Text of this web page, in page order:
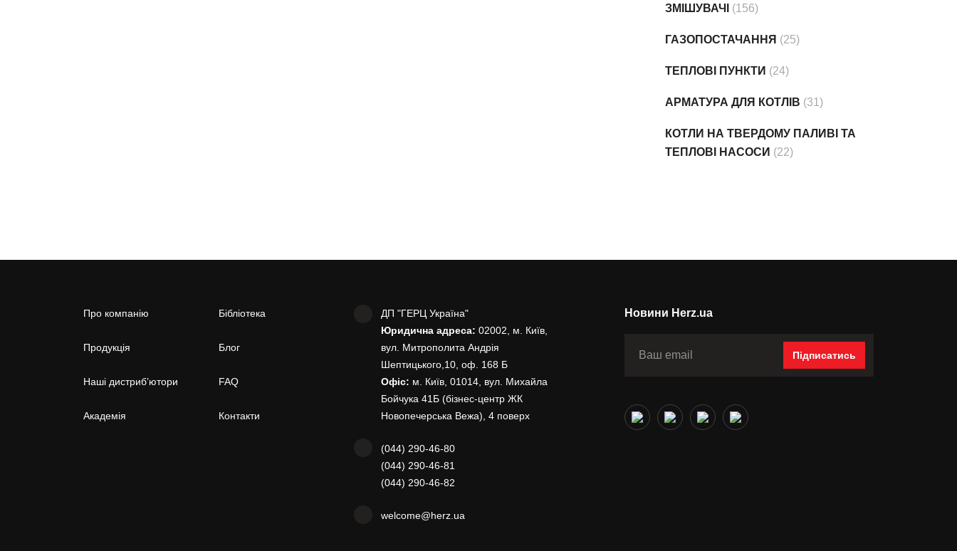
ЗМІШУВАЧІ (156)
ГАЗОПОСТАЧАННЯ (25)
ТЕПЛОВІ ПУНКТИ (24)
АРМАТУРА ДЛЯ КОТЛІВ (31)
КОТЛИ НА ТВЕРДОМУ ПАЛИВІ ТА
ТЕПЛОВІ НАСОСИ (22)
Про компанію
Продукція
Наші дистриб’ютори
Академія
Бібліотека
Блог
FAQ
Контакти
ДП "ГЕРЦ Україна"
Юридична адреса: 02002, м. Київ,
вул. Митрополита Андрія
Шептицького,10, оф. 168 Б
Офіс: м. Київ, 01014, вул. Михайла
Бойчука 41Б (бізнес-центр ЖК
Новопечерська Вежа), 4 поверх
(044) 290-46-80
(044) 290-46-81
(044) 290-46-82
welcome@herz.ua
Новини Herz.ua
Підписатись